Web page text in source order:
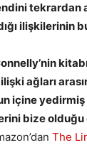
ilişkilerinin
ağları
içine
bize olduğu
The